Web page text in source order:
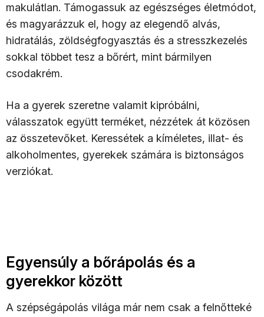
makulátlan. Támogassuk az egészséges életmódot,
és magyarázzuk el, hogy az elegendő alvás,
hidratálás, zöldségfogyasztás és a stresszkezelés
sokkal többet tesz a bőrért, mint bármilyen
csodakrém.
Ha a gyerek szeretne valamit kipróbálni,
válasszatok együtt terméket, nézzétek át közösen
az összetevőket. Keressétek a kíméletes, illat- és
alkoholmentes, gyerekek számára is biztonságos
verziókat.
Egyensúly a bőrápolás és a
gyerekkor között
A szépségápolás világa már nem csak a felnőtteké